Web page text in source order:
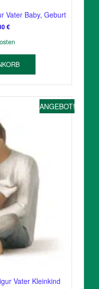
Vater Baby, Geburt
€
€Aktueller
ist:
47,30 €.
ANGEBOT!
Vater Kleinkind